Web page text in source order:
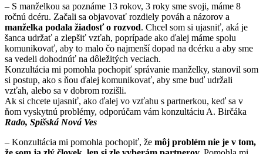
– S manželkou sa poznáme 13 rokov, 3 roky sme svoji, máme 8
ročnú dcéru. Začali sa objavovať rozdiely pováh a názorov a
manželka podala žiadosť o rozvod. Chcel som si ujasniť, aká je
šanca udržať a zlepšiť vzťah, poprípade ako ďalej máme spolu
komunikovať, aby to malo čo najmenší dopad na dcérku a aby sme
sa vedeli dohodnúť na dôležitých veciach.
Konzultácia mi pomohla pochopiť správanie manželky, stanovil som
si postup, ako s ňou ďalej komunikovať, aby sme buď udržali
vzťah, alebo sa v dobrom rozišli.
Ak si chcete ujasniť, ako ďalej vo vzťahu s partnerkou, keď sa v
ňom vyskytnú problémy, odporúčam vám konzultáciu A. Birčáka
Rado, Spišská Nová Ves
– Konzultácia mi pomohla pochopiť, že môj problém nie je v tom,